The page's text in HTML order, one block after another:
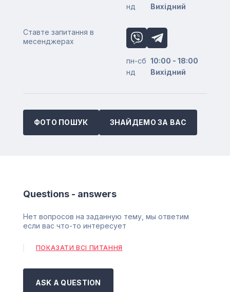
нд
Вихідний
Ставте запитання в
месенджерах
пн-сб 10:00 - 18:00
нд
Вихідний
ФОТО ПОШУК ЗНАЙДЕМО ЗА ВАС
Questions - answers
Нет вопросов на заданную тему, мы ответим
если вас что-то интересует
ПОКАЗАТИ ВСІ ПИТАННЯ
ASK A QUESTION